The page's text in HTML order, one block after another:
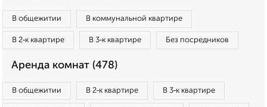
В общежитии В коммунальной квартире
В 2‑к квартире В 3‑к квартире Без посредников
Аренда комнат (478)
В общежитии В 2‑к квартире В 3‑к квартире